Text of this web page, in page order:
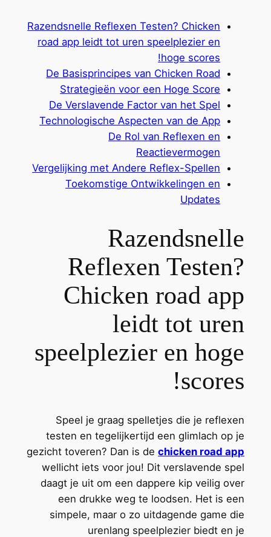
Razendsnelle Reflexen Testen? Chicken
road app leidt tot uren speelplezier en
hoge scores!
De Basisprincipes van Chicken Road
Strategieën voor een Hoge Score
De Verslavende Factor van het Spel
Technologische Aspecten van de App
De Rol van Reflexen en
Reactievermogen
Vergelijking met Andere Reflex-Spellen
Toekomstige Ontwikkelingen en
Updates
Razendsnelle
Reflexen Testen?
Chicken road app
leidt tot uren
speelplezier en hoge
scores!
Speel je graag spelletjes die je reflexen
testen en tegelijkertijd een glimlach op je
gezicht toveren? Dan is dechicken road app
wellicht iets voor jou! Dit verslavende spel
daagt je uit om een dappere kip veilig over
een drukke weg te loodsen. Het is een
simpele, maar o zo uitdagende game die
urenlang speelplezier biedt en je